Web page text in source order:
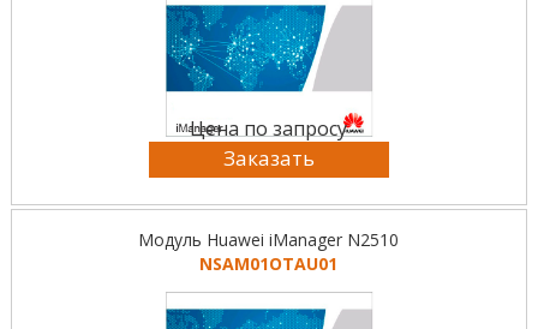
Цена по запросу
Заказать
Модуль Huawei iManager N2510
NSAM01OTAU01